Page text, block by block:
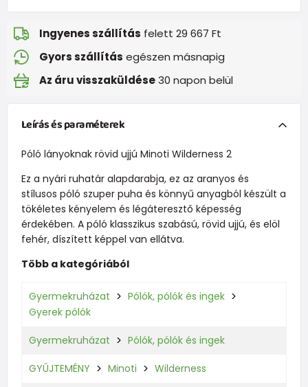
Ingyenes szállítás felett 29 667 Ft
Gyors szállítás egészen másnapig
Az áru visszaküldése30 napon belül
Leírás és paraméterek
Póló lányoknak rövid ujjú Minoti Wilderness 2
Ez a nyári ruhatár alapdarabja, ez az aranyos és
stílusos póló szuper puha és könnyű anyagból készült a
tökéletes kényelem és légáteresztő képesség
érdekében. A póló klasszikus szabású, rövid ujjú, és elöl
fehér, díszített képpel van ellátva.
Több a kategóriából
Gyermekruházat
Pólók, pólók és ingek
Gyerek pólók
Gyermekruházat Pólók, pólók és ingek
GYŰJTEMÉNY Minoti Wilderness